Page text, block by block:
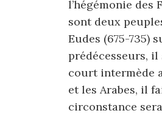
l’hégémonie des
sont deux
Eudes (675-735)
prédécesseurs, il
court intermède
et les Arabes, il
circonstance